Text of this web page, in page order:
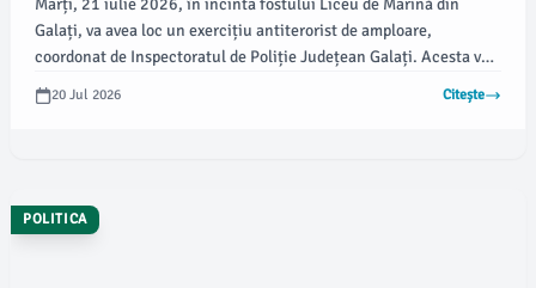
Marți, 21 iulie 2026, în incinta fostului Liceu de Marină din
Galați, va avea loc un exercițiu antiterorist de amploare,
coordonat de Inspectoratul de Poliție Județean Galați. Acesta va
implica luarea de ostatici și simulări de atac terorist, fiind parte a
acțiunii "LIVEX – ANTITERO 2026".
20 Jul 2026 Citește
POLITICA